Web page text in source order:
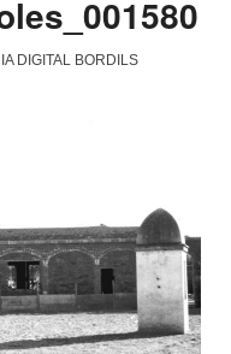
DIGITAL BORDILS